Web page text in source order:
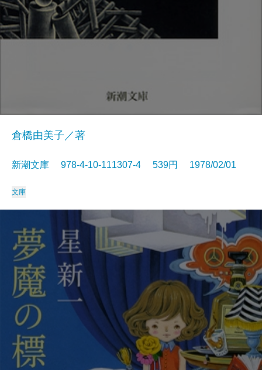
倉橋由美子／著
新潮文庫 978-4-10-111307-4 539円 1978/02/01
文庫